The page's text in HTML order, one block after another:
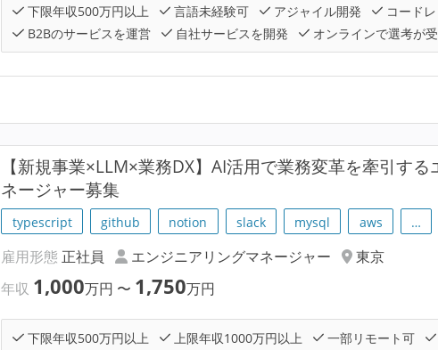
下限年収500万円以上 言語未経験可 アジャイル開発
コード
B2Bのサービスを運営
自社サービスを開発 オンラインで選考が
【新規事業×LLM×業務DX】AI活用で業務変革を牽引す
ネージャー募集
typescript github notion slack mysql aws …
雇用形態 正社員 エンジニアリングマネージャー
東京
年収 1,000万円 〜 1,750万円
下限年収500万円以上 上限年収1000万円以上 一部リモート可